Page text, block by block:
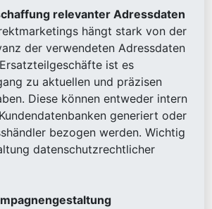
relevanter Adressdaten
hängt stark von der
der verwendeten Adressdaten
ist es
zu aktuellen und präzisen
Diese können entweder intern
generiert oder
bezogen werden. Wichtig
datenschutzrechtlicher